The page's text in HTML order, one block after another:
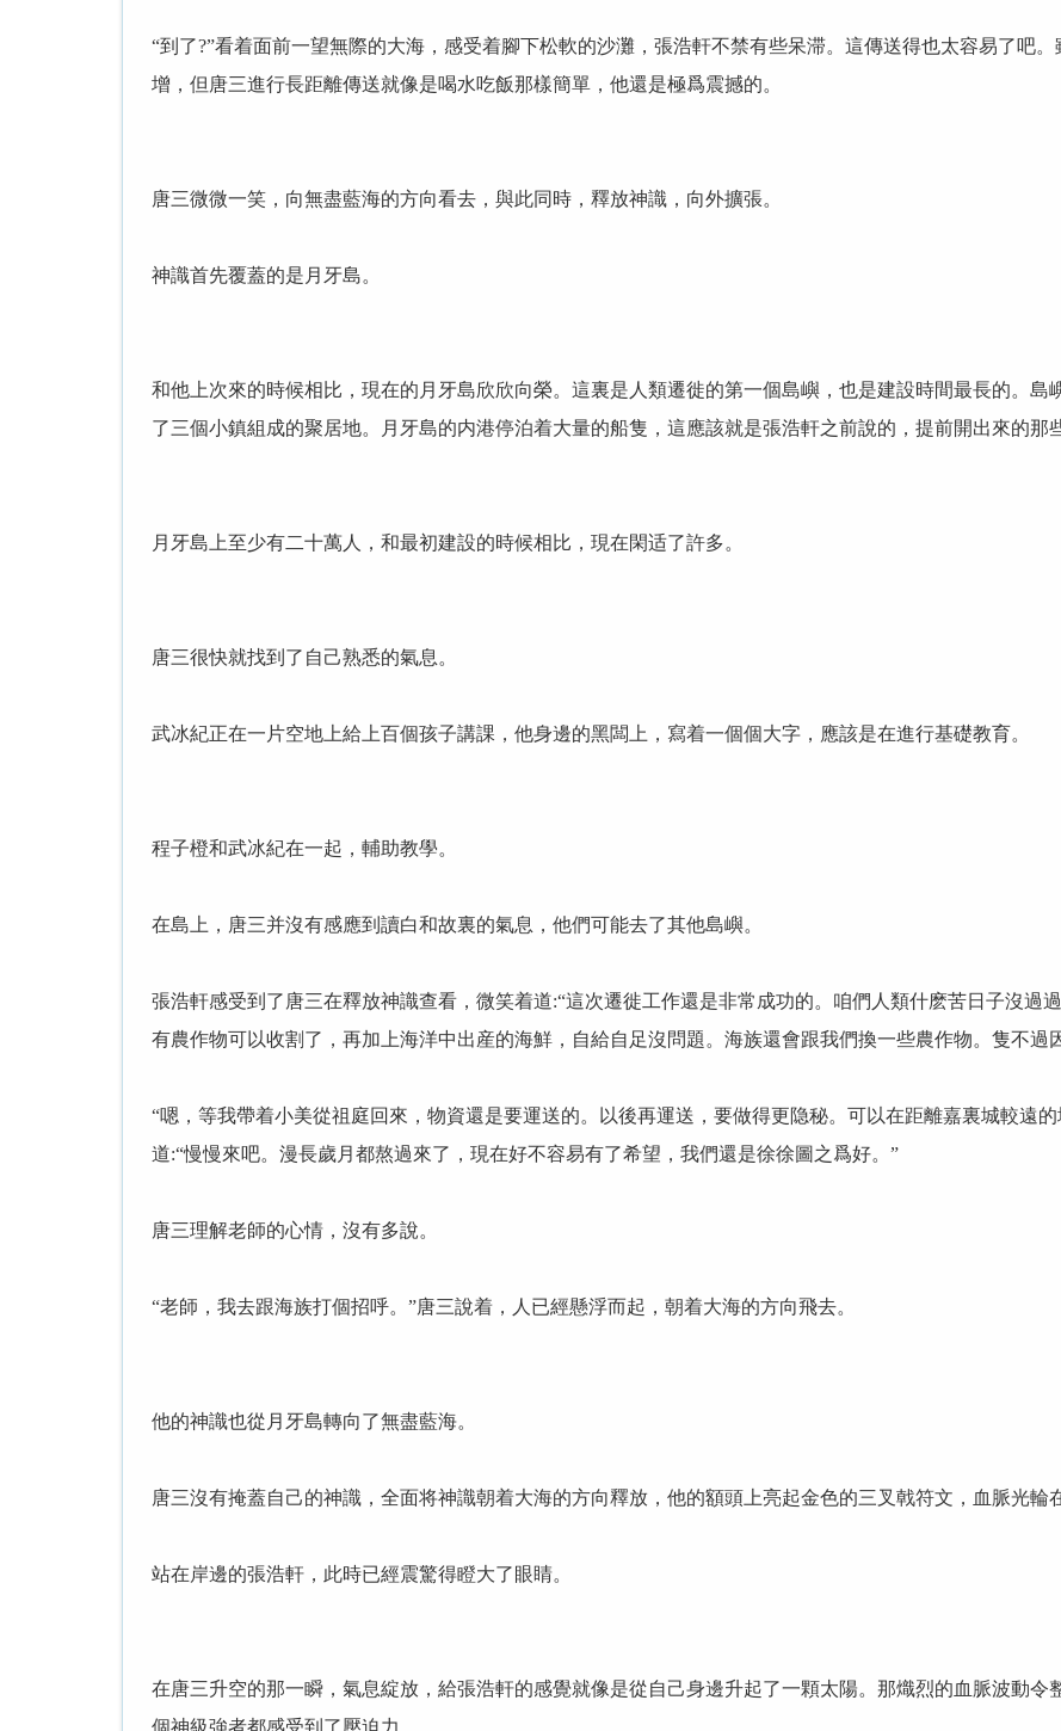
“到了?”看着面前一望無際的大海，感受着腳下松軟的沙灘，張浩軒不禁有些呆滞。這傳送得也太容易了吧
增，但唐三進行長距離傳送就像是喝水吃飯那樣簡單，他還是極爲震撼的。
唐三微微一笑，向無盡藍海的方向看去，與此同時，釋放神識，向外擴張。
神識首先覆蓋的是月牙島。
和他上次來的時候相比，現在的月牙島欣欣向榮。這裏是人類遷徙的第一個島嶼，也是建設時間最長的。
了三個小鎮組成的聚居地。月牙島的内港停泊着大量的船隻，這應該就是張浩軒之前說的，提前開出來的那
月牙島上至少有二十萬人，和最初建設的時候相比，現在閑适了許多。
唐三很快就找到了自己熟悉的氣息。
武冰紀正在一片空地上給上百個孩子講課，他身邊的黑闆上，寫着一個個大字，應該是在進行基礎教育。
程子橙和武冰紀在一起，輔助教學。
在島上，唐三并沒有感應到讀白和故裏的氣息，他們可能去了其他島嶼。
張浩軒感受到了唐三在釋放神識查看，微笑着道:“這次遷徙工作還是非常成功的。咱們人類什麽苦日子沒過
有農作物可以收割了，再加上海洋中出産的海鮮，自給自足沒問題。海族還會跟我們換一些農作物。隻不過
“嗯，等我帶着小美從祖庭回來，物資還是要運送的。以後再運送，要做得更隐秘。可以在距離嘉裏城較遠
道:“慢慢來吧。漫長歲月都熬過來了，現在好不容易有了希望，我們還是徐徐圖之爲好。”
唐三理解老師的心情，沒有多說。
“老師，我去跟海族打個招呼。”唐三說着，人已經懸浮而起，朝着大海的方向飛去。
他的神識也從月牙島轉向了無盡藍海。
唐三沒有掩蓋自己的神識，全面将神識朝着大海的方向釋放，他的額頭上亮起金色的三叉戟符文，血脈光輪
站在岸邊的張浩軒，此時已經震驚得瞪大了眼睛。
在唐三升空的那一瞬，氣息綻放，給張浩軒的感覺就像是從自己身邊升起了一顆太陽。那熾烈的血脈波動